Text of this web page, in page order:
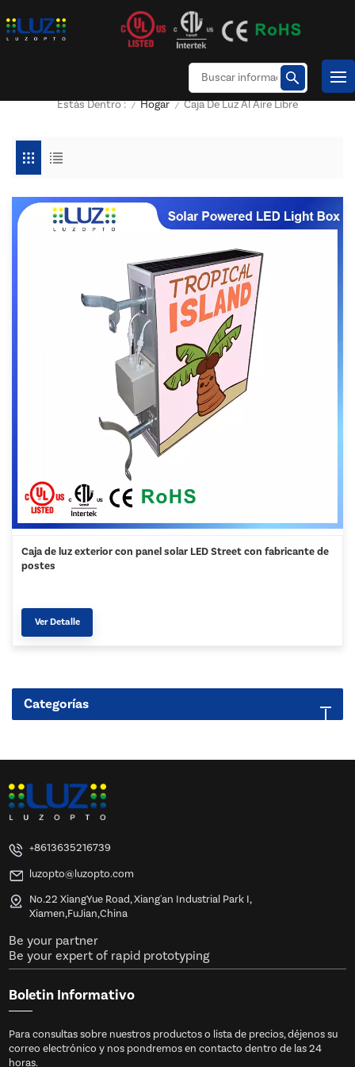
Estás Dentro : / Hogar / Caja De Luz Al Aire Libre
Caja de luz exterior con panel solar LED Street con fabricante de
postes
Ver Detalle
Categorías
+8613635216739
luzopto@luzopto.com
No.22 XiangYue Road, Xiang'an Industrial Park I,
Xiamen,FuJian,China
Be your partner
Be your expert of rapid prototyping
Boletin Informativo
Para consultas sobre nuestros productos o lista de precios, déjenos su
correo electrónico y nos pondremos en contacto dentro de las 24
horas.